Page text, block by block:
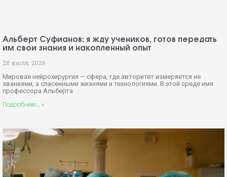
Альберт Суфианов: я жду учеников, готов передать
им свои знания и накопленный опыт
28 июля, 2026
Мировая нейрохирургия — сфера, где авторитет измеряется не
званиями, а спасенными жизнями и технологиями. В этой среде имя
профессора Альберта
Подробнее... »